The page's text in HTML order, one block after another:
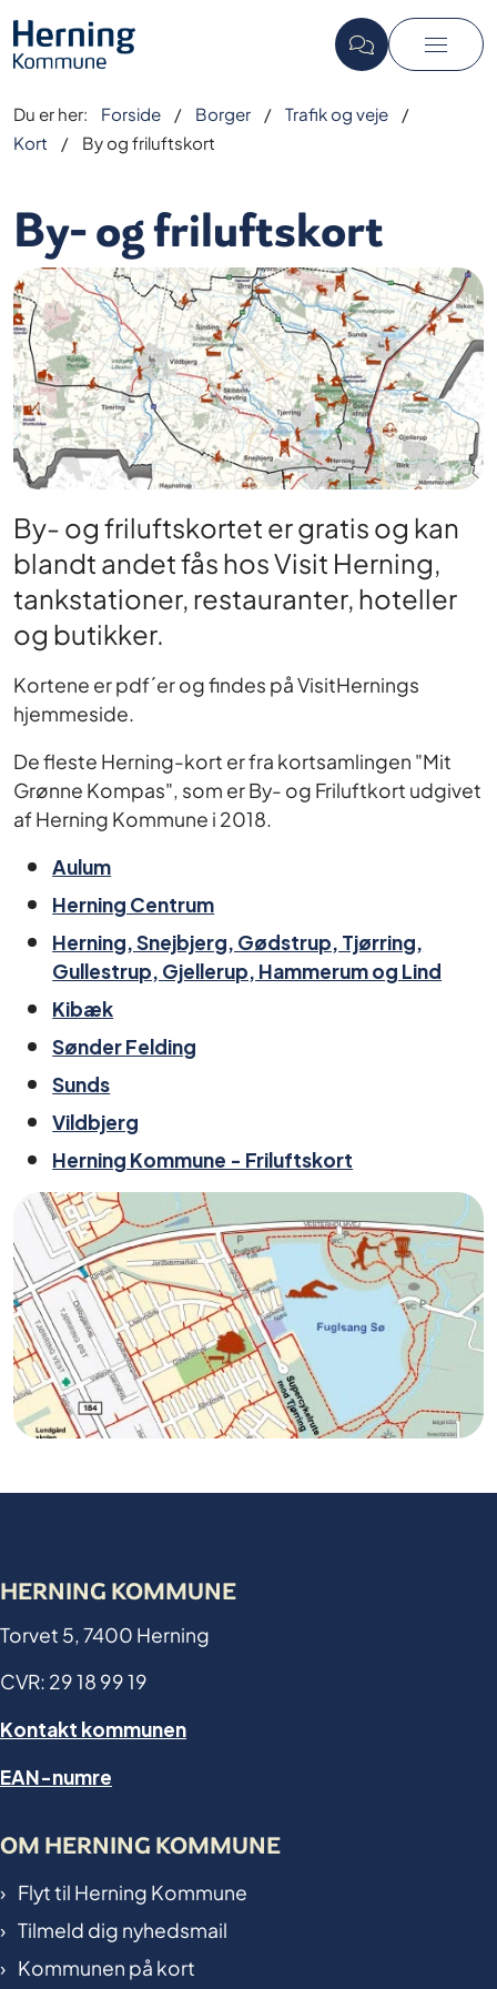
Du er her: Forside Borger
Trafik og veje
Kort
By og friluftskort
By- og friluftskort
By- og friluftskortet er gratis og kan
blandt andet fås hos Visit Herning,
tankstationer, restauranter, hoteller
og butikker.
Kortene er pdf´er og findes på VisitHernings
hjemmeside.
De fleste Herning-kort er fra kortsamlingen "Mit
Grønne Kompas", som er By- og Friluftkort udgivet
af Herning Kommune i 2018.
Aulum
Herning Centrum
Herning, Snejbjerg, Gødstrup, Tjørring,
Gullestrup, Gjellerup, Hammerum og Lind
Kibæk
Sønder Felding
Sunds
Vildbjerg
Herning Kommune - Friluftskort
HERNING KOMMUNE
Torvet 5, 7400 Herning
CVR: 29 18 99 19
Kontakt kommunen
EAN-numre
OM HERNING KOMMUNE
Flyt til Herning Kommune
Tilmeld dig nyhedsmail
Kommunen på kort